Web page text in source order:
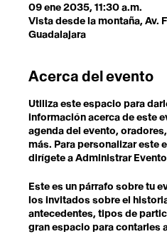
09 ene 2035, 11:30 a.m.
Vista desde la montaña, Av.
Guadalajara
Acerca del evento
Utiliza este espacio para
información acerca de este
agenda del evento,
más. Para personalizar este
dirígete a Administrar
Este es un párrafo sobre tu
los invitados sobre el
antecedentes, tipos de
gran espacio para contarles